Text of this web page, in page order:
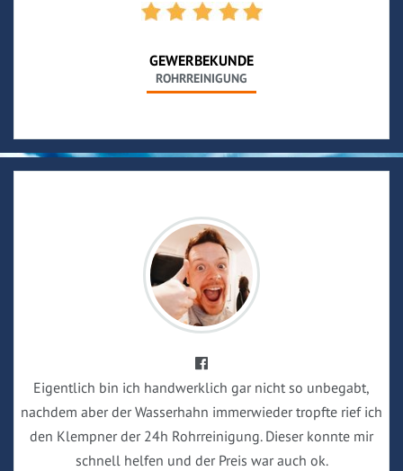
GEWERBEKUNDE
ROHRREINIGUNG
Eigentlich bin ich handwerklich gar nicht so unbegabt,
nachdem aber der Wasserhahn immerwieder tropfte rief ich
den Klempner der 24h Rohrreinigung. Dieser konnte mir
schnell helfen und der Preis war auch ok.